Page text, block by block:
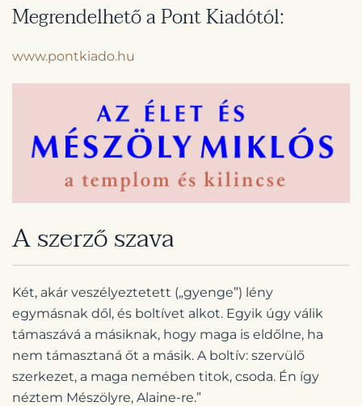
Megrendelhető a Pont Kiadótól:
www.pontkiado.hu
A szerző szava
Két, akár veszélyeztetett („gyenge”) lény
egymásnak dől, és boltívet alkot. Egyik úgy válik
támaszává a másiknak, hogy maga is eldőlne, ha
nem támasztaná őt a másik. A boltív: szervülő
szerkezet, a maga nemében titok, csoda. Én így
néztem Mészölyre, Alaine-re.”